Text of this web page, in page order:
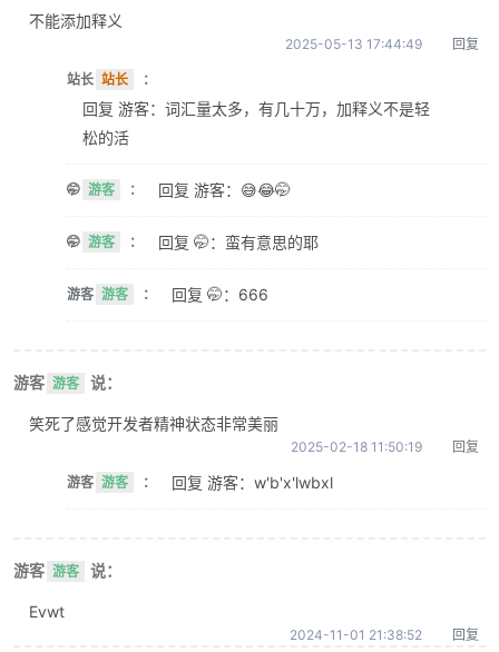
不能添加释义
2025-05-13 17:44:49 回复
站长 站长 ：
回复 游客：词汇量太多，有几十万，加释义不是轻
松的活
🤭 游客 ： 回复 游客：😅😂🤭
🤭 游客 ： 回复 🤭：蛮有意思的耶
游客 游客 ： 回复 🤭：666
游客 游客 说：
笑死了感觉开发者精神状态非常美丽
2025-02-18 11:50:19 回复
游客 游客 ： 回复 游客：w'b'x'lwbxl
游客 游客 说：
Evwt
2024-11-01 21:38:52 回复